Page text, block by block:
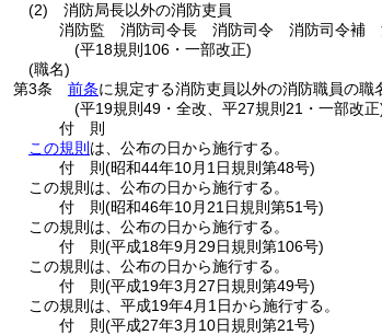
(2)
消防局長以外の消防吏員
消防監 消防司令長 消防司令 消防司令補
(平18規則106・一部改正)
(職名)
第3条
前条に規定する消防吏員以外の消防職員の職
(平19規則49・全改、平27規則21・一部改正
付 則
この規則 は、公布の日から施行する。
付 則(昭和44年10月1日規則第48号)
この規則は、公布の日から施行する。
付 則(昭和46年10月21日規則第51号)
この規則は、公布の日から施行する。
付 則(平成18年9月29日規則第106号)
この規則は、公布の日から施行する。
付 則(平成19年3月27日規則第49号)
この規則は、平成19年4月1日から施行する。
付 則(平成27年3月10日規則第21号)